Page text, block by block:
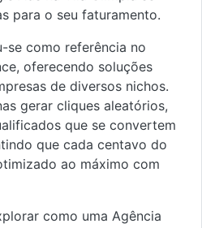
para o seu faturamento.
se como referência no
oferecendo soluções
de diversos nichos.
gerar cliques aleatórios,
que se convertem
que cada centavo do
ao máximo com
como uma Agência